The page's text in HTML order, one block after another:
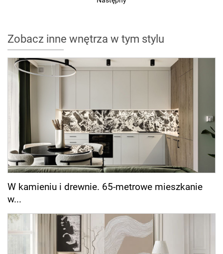
Zobacz inne wnętrza w tym stylu
W kamieniu i drewnie. 65-metrowe mieszkanie
w...